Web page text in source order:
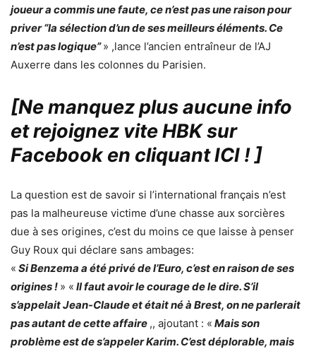
joueur a commis une faute, ce n’est pas une raison pour
priver “la sélection d’un de ses meilleurs éléments. Ce
n’est pas logique” » ,lance l’ancien entraîneur de l’AJ
Auxerre dans les colonnes du Parisien.
[Ne manquez plus aucune info
et rejoignez vite HBK sur
Facebook en cliquant ICI ! ]
La question est de savoir si l’international français n’est
pas la malheureuse victime d’une chasse aux sorcières
due à ses origines, c’est du moins ce que laisse à penser
Guy Roux qui déclare sans ambages:
« Si Benzema a été privé de l’Euro, c’est en raison de ses
origines ! » « Il faut avoir le courage de le dire. S’il
s’appelait Jean-Claude et était né à Brest, on ne parlerait
pas autant de cette affaire ,, ajoutant : « Mais son
problème est de s’appeler Karim. C’est déplorable, mais